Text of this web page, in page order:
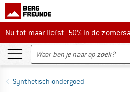
Nu tot maar liefst -50% in de
Nu tot maar liefst -50% in de
Synthetisch ondergoed